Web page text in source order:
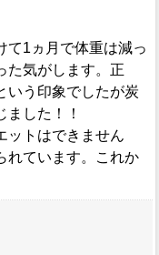
て1ヵ月で体重は減っ
た気がします。正
いう印象でしたが炭
した！！
ットはできません
れています。これか